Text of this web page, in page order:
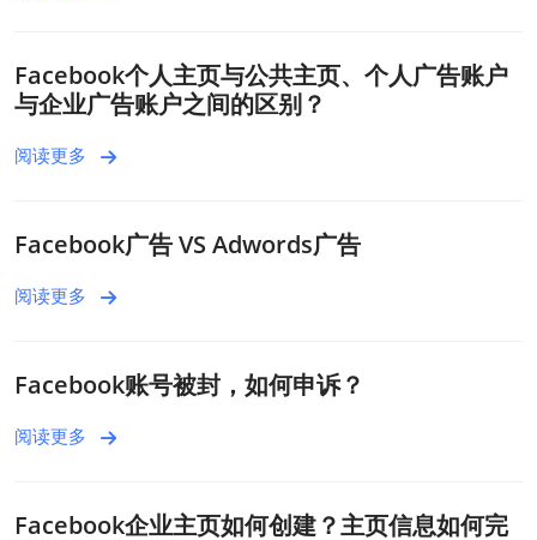
Facebook个人主页与公共主页、个人广告账户
与企业广告账户之间的区别？
阅读更多
Facebook广告 VS Adwords广告
阅读更多
Facebook账号被封，如何申诉？
阅读更多
Facebook企业主页如何创建？主页信息如何完